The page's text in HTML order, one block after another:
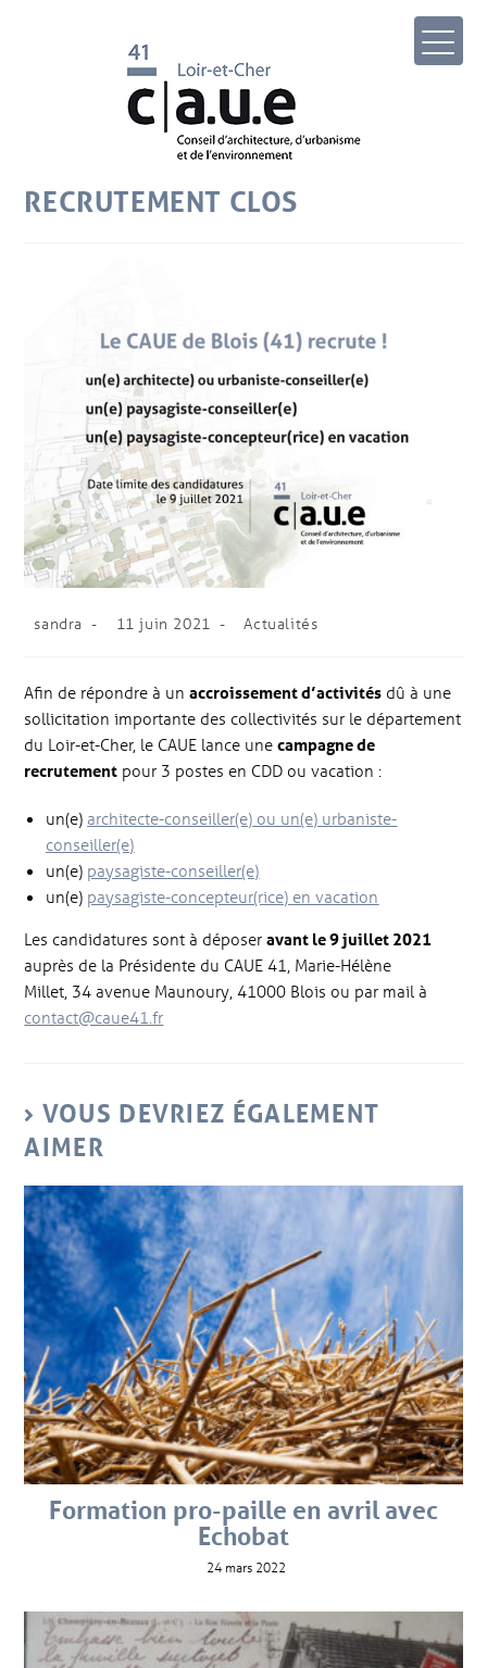
RECRUTEMENT CLOS
sandra 11 juin 2021 Actualités
Afin de répondre à unaccroissement d’activités dû à une
sollicitation importante des collectivités sur le département
du Loir-et-Cher, le CAUE lance unecampagne de
recrutement pour 3 postes en CDD ou vacation :
un(e) architecte-conseiller(e) ou un(e) urbaniste-
conseiller(e)
un(e) paysagiste-conseiller(e)
un(e) paysagiste-concepteur(rice) en vacation
Les candidatures sont à déposeravant le 9 juillet 2021
auprès de la Présidente du CAUE 41, Marie-Hélène
Millet, 34 avenue Maunoury, 41000 Blois ou par mail à
contact@caue41.fr
VOUS DEVRIEZ ÉGALEMENT
AIMER
Formation pro-paille en avril avec
Echobat
24 mars 2022